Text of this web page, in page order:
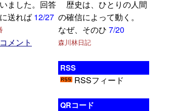
ました。回答
送れば 12/27
メント
歴史は、ひとりの人間
の確信によって動く。
なぜ、そのひ 7/20
森川林日記
RSS
RSSフィード
QRコード